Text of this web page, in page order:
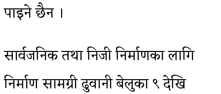
पाइने छैन ।
सार्वजनिक तथा निजी निर्माणका लागि
निर्माण सामग्री ढुवानी बेलुका ९ देखि